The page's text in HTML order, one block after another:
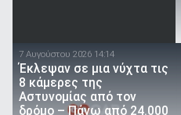
7 Αυγούστου 2026 14:14
Έκλεψαν σε μια νύχτα τις
8 κάμερες της
Αστυνομίας από τον
δρόμο – Πάνω από 24.000